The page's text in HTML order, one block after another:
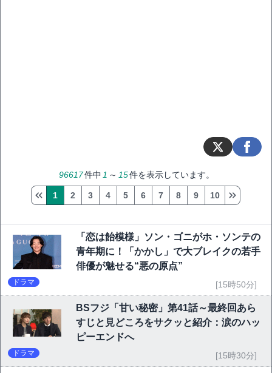
96617件中 1 ～ 15件を表示しています。
1 2 3 4 5 6 7 8 9 10
「恋は飴模様」ソン・ゴニがホ・ソンテの
青年期に！「かかし」で大ブレイクの若手
俳優が魅せる“悪の原点”
ドラマ [15時50分]
BSフジ「甘い秘密」第41話～最終回あら
すじと見どころをサクッと紹介：涙のハッ
ピーエンドへ
ドラマ [15時30分]